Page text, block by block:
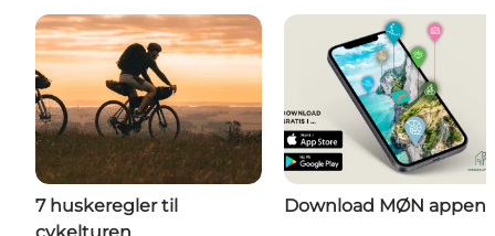
7 huskeregler til
Download MØN appen